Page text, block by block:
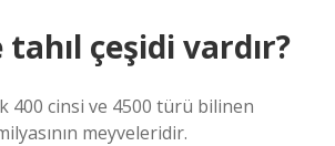
çeşidi vardır?
400 cinsi ve 4500 türü bilinen
meyveleridir.